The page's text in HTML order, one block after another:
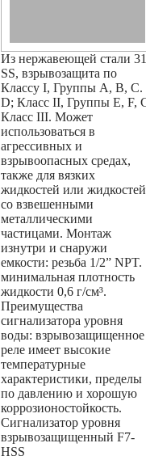
Из нержавеющей стали
SS, взрывозащита по
Классу I, Группы А, В, С.
D; Класс II, Группы Е, F,
Класс III. Может
использоваться в
агрессивных и
взрывоопасных средах,
также для вязких
жидкостей или жидкостей
со взвешенными
металлическими
частицами. Монтаж
изнутри и снаружи
емкости: резьба 1/2” NPT.
минимальная плотность
жидкости 0,6 г/см³.
Преимущества
сигнализатора уровня
воды: взрывозащищенное
реле имеет высокие
температурные
характеристики, пределы
по давлению и хорошую
коррозионостойкость.
Сигнализатор уровня
взрывозащищенный F7-
HSS